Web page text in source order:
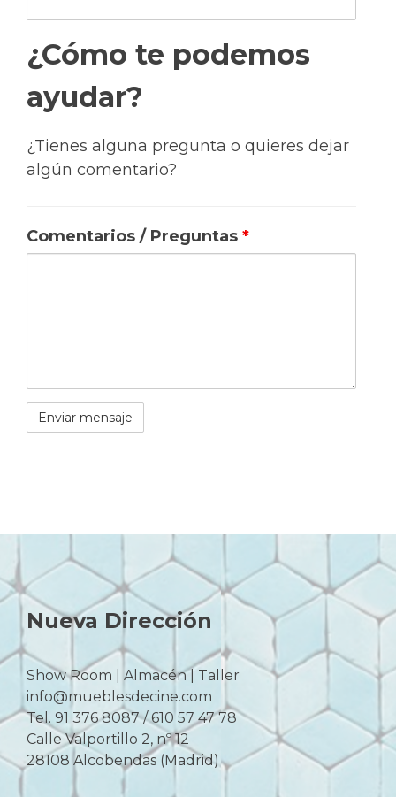
¿Cómo te podemos
ayudar?
¿Tienes alguna pregunta o quieres dejar
algún comentario?
Comentarios / Preguntas *
Nueva Dirección
Show Room | Almacén | Taller
info@mueblesdecine.com
Tel. 91 376 8087 / 610 57 47 78
Calle Valportillo 2, nº 12
28108 Alcobendas (Madrid)